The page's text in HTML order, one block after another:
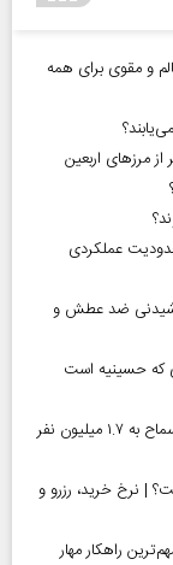
سریع، سالم و مقوی برای همه
میلیون نفر با محدودیت عملکردی
ضد عطش و
که حسینیه است
آغاز رسمی برنامه‌های اربعین ۱۴۰۵ در مرز‌ها | ثبت‌نام سماح به ۱.۷ میلیون نفر
(س) در سال ۱۴۰۵ چقدر است؟ | نرخ خرید، رزرو و
راهکار مهار